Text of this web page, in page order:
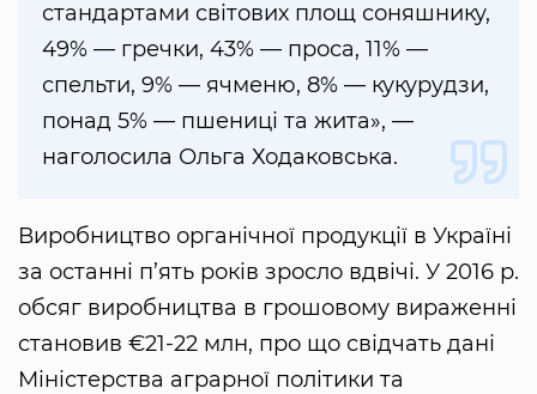
стандартами світових площ соняшнику,
49% — гречки, 43% — проса, 11% —
спельти, 9% — ячменю, 8% — кукурудзи,
понад 5% — пшениці та жита», —
наголосила Ольга Ходаковська.
Виробництво органічної продукції в Україні
за останні п’ять років зросло вдвічі. У 2016 р.
обсяг виробництва в грошовому вираженні
становив €21-22 млн, про що свідчать дані
Міністерства аграрної політики та